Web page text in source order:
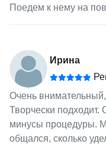
Поедем к нему на
Ирина
Очень
Творчески
минусы процедуры.
общался, сколько